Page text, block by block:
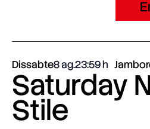
Dissabte8 ag.23:59
Saturday
Stile